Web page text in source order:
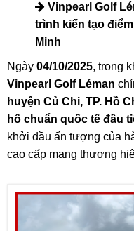
Vinpearl Golf
trình kiến tạo
Minh
Ngày 04/10/2025, trong
Vinpearl Golf Léman
huyện Củ Chi, TP. Hồ
hố chuẩn quốc tế đầu
khởi đầu ấn tượng của
cao cấp mang thương